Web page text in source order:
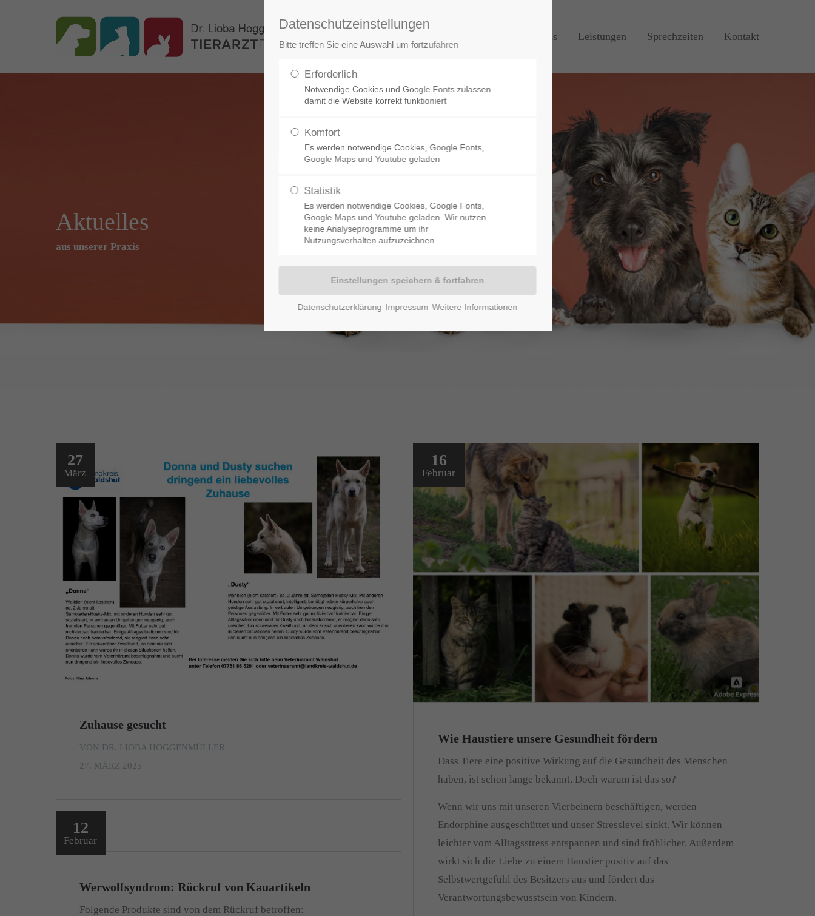
Praxis Leistungen Sprechzeiten Kontakt
Aktuelles
aus unserer Praxis
27
März
Zuhause gesucht
VON DR. LIOBA HOGGENMÜLLER
27. MÄRZ 2025
16
Februar
Wie Haustiere unsere Gesundheit fördern
Dass Tiere eine positive Wirkung auf die Gesundheit des Menschen
haben, ist schon lange bekannt. Doch warum ist das so?
Wenn wir uns mit unseren Vierbeinern beschäftigen, werden
Endorphine ausgeschüttet und unser Stresslevel sinkt. Wir können
leichter vom Alltagsstress entspannen und sind fröhlicher. Außerdem
wirkt sich die Liebe zu einem Haustier positiv auf das
Selbstwertgefühl des Besitzers aus und fördert das
Verantwortungsbewusstsein von Kindern.
12
Februar
Werwolfsyndrom: Rückruf von Kauartikeln
Folgende Produkte sind von dem Rückruf betroffen:
Datenschutzeinstellungen
Bitte treffen Sie eine Auswahl um fortzufahren
Erforderlich
Notwendige Cookies und Google Fonts zulassen
damit die Website korrekt funktioniert
Komfort
Es werden notwendige Cookies, Google Fonts,
Google Maps und Youtube geladen
Statistik
Es werden notwendige Cookies, Google Fonts,
Google Maps und Youtube geladen. Wir nutzen
keine Analyseprogramme um ihr
Nutzungsverhalten aufzuzeichnen.
Datenschutzerklärung Impressum Weitere Informationen